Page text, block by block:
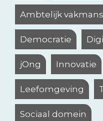
Ambtelijk
Democratie
jOng Innovatie
Leefomgeving
Sociaal domein